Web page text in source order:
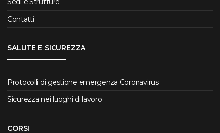
Sedi e Strutture
Contatti
SALUTE E SICUREZZA
Protocolli di gestione emergenza Coronavirus
Sicurezza nei luoghi di lavoro
CORSI